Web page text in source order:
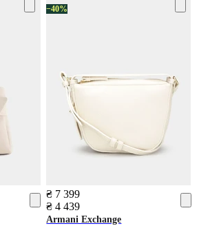
−40%
₴ 7 399
₴ 4 439
Armani Exchange